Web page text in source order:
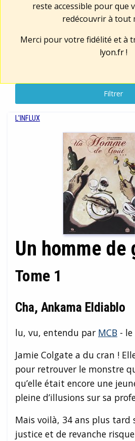
reste accessible pour que
redécouvrir à tout
Merci pour votre fidélité et à
lyon.fr!
Filtrer
L'INFLUX
Un homme de
Tome 1
Cha, Ankama Eldiablo
lu, vu, entendu par MCB -
Jamie Colgate a du cran !
pour retrouver le monstre
qu’elle était encore une
pleine d’illusions sur sa
Mais voilà, 34 ans plus tard
justice et de revanche